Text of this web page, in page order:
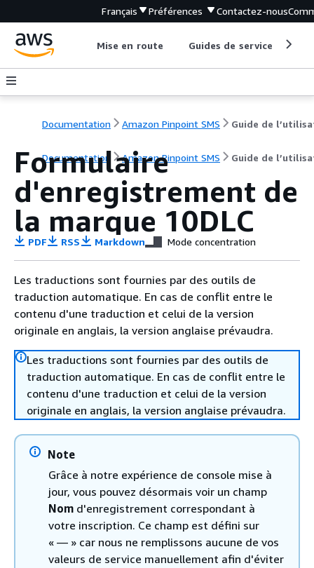
Français Préférences Contactez-nous
Mise en route Guides de service
Documentation Amazon Pinpoint SMS
Documentation Amazon Pinpoint SMS Guide de
Formulaire
d'enregistrement de
la marque 10DLC
PDF RSS Markdown Mode concentration
Les traductions sont fournies par des outils de
traduction automatique. En cas de conflit entre le
contenu d'une traduction et celui de la version
originale en anglais, la version anglaise prévaudra.
Les traductions sont fournies par des outils de
traduction automatique. En cas de conflit entre le
contenu d'une traduction et celui de la version
originale en anglais, la version anglaise prévaudra.
Note
Grâce à notre expérience de console mise à
jour, vous pouvez désormais voir un champ
Nom d'enregistrement correspondant à
votre inscription. Ce champ est défini sur
« — » car nous ne remplissons aucune de vos
valeurs de service manuellement afin d'éviter